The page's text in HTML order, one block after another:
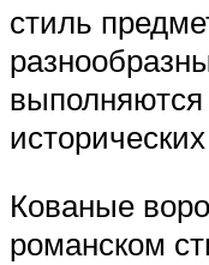
стиль
Кованые
романском